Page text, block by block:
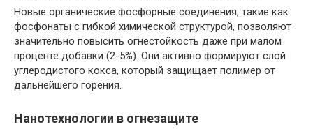
Новые органические фосфорные соединения, такие как
фосфонаты с гибкой химической структурой, позволяют
значительно повысить огнестойкость даже при малом
проценте добавки (2-5%). Они активно формируют слой
углеродистого кокса, который защищает полимер от
дальнейшего горения.
Нанотехнологии в огнезащите